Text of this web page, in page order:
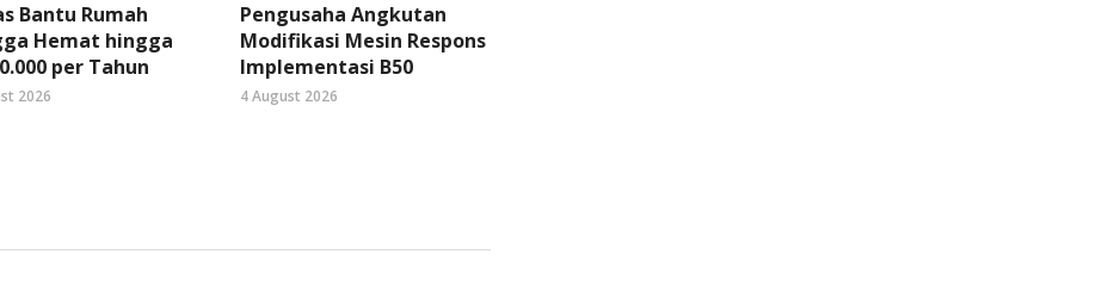
Bantu Rumah
Hemat hingga
per Tahun
2026
Pengusaha Angkutan
Modifikasi Mesin Respons
Implementasi B50
4 August 2026